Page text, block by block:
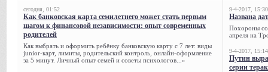
сегодня, 01:52
Как банковская карта семилетнего может стать первым
шагом к финансовой независимости: опыт современных
родителей
Как выбрать и оформить ребёнку банковскую карту с 7 лет: виды
junior-карт, лимиты, родительский контроль, онлайн-оформление
за 5 минут. Личный опыт семей и советы психологов...»
9-4-2017, 15:30
Названа
Похороны
апреля на
9-4-2017, 15:14
Путин
серии